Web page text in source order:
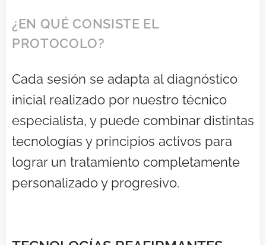
¿EN QUÉ CONSISTE EL
PROTOCOLO?
Cada sesión se adapta al diagnóstico
inicial realizado por nuestro técnico
especialista, y puede combinar distintas
tecnologías y principios activos para
lograr un tratamiento completamente
personalizado y progresivo.